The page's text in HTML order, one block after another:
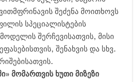
შეძენა მოითხოვს
სპეციალისტების
შერჩევისათვის, მისი
შენახვის და სხვ.
მომართვის ხუთი მიზეზი